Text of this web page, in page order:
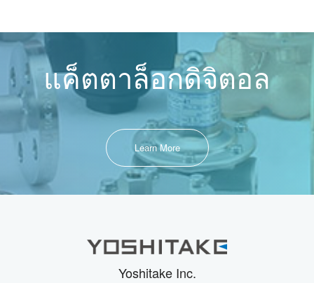
แค็ตตาล็อกดิจิตอล
Learn More
Yoshitake Inc.